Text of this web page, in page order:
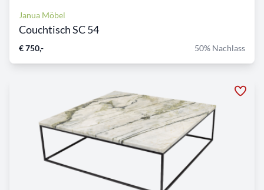
Janua Möbel
Couchtisch SC 54
€ 750,- 50% Nachlass